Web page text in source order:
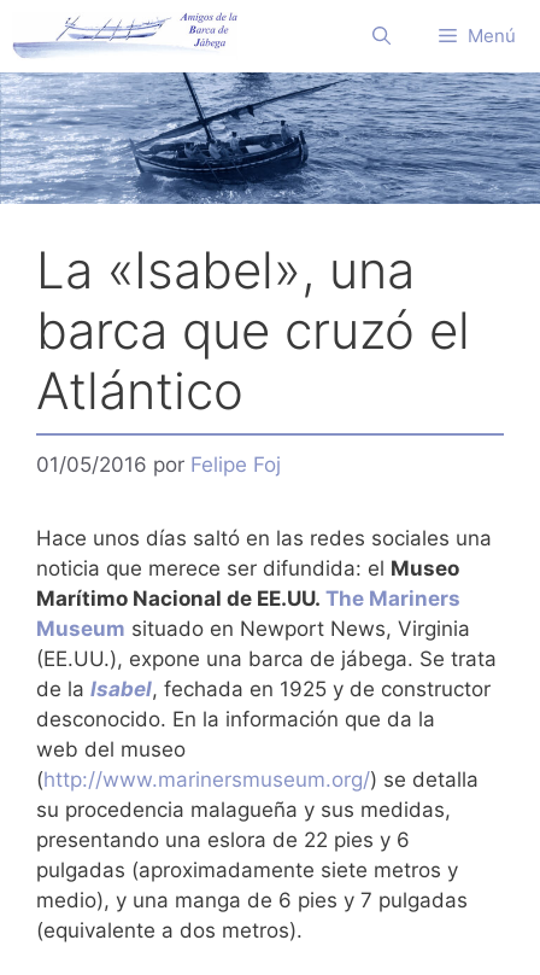
al
contenido
Menú
La «Isabel», una
barca que cruzó el
Atlántico
01/05/2016 por Felipe Foj
Hace unos días saltó en las redes sociales una
noticia que merece ser difundida: el Museo
Marítimo Nacional de EE.UU. The Mariners
Museum situado en Newport News, Virginia
(EE.UU.), expone una barca de jábega. Se trata
de la Isabel, fechada en 1925 y de constructor
desconocido. En la información que da la
web del museo
(http://www.marinersmuseum.org/) se detalla
su procedencia malagueña y sus medidas,
presentando una eslora de 22 pies y 6
pulgadas (aproximadamente siete metros y
medio), y una manga de 6 pies y 7 pulgadas
(equivalente a dos metros).